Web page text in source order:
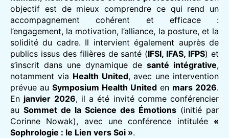
objectif est de mieux comprendre ce qui rend un
accompagnement cohérent et efficace :
l’engagement, la motivation, l’alliance, la posture, et la
solidité du cadre. Il intervient également auprès de
publics issus des filières de santé (IFSI, IFAS, IFPS) et
s’inscrit dans une dynamique de santé intégrative,
notamment via Health United, avec une intervention
prévue au Symposium Health United en mars 2026.
En janvier 2026, il a été invité comme conférencier
au Sommet de la Science des Émotions (initié par
Corinne Nowak), avec une conférence intitulée «
Sophrologie : le Lien vers Soi ».